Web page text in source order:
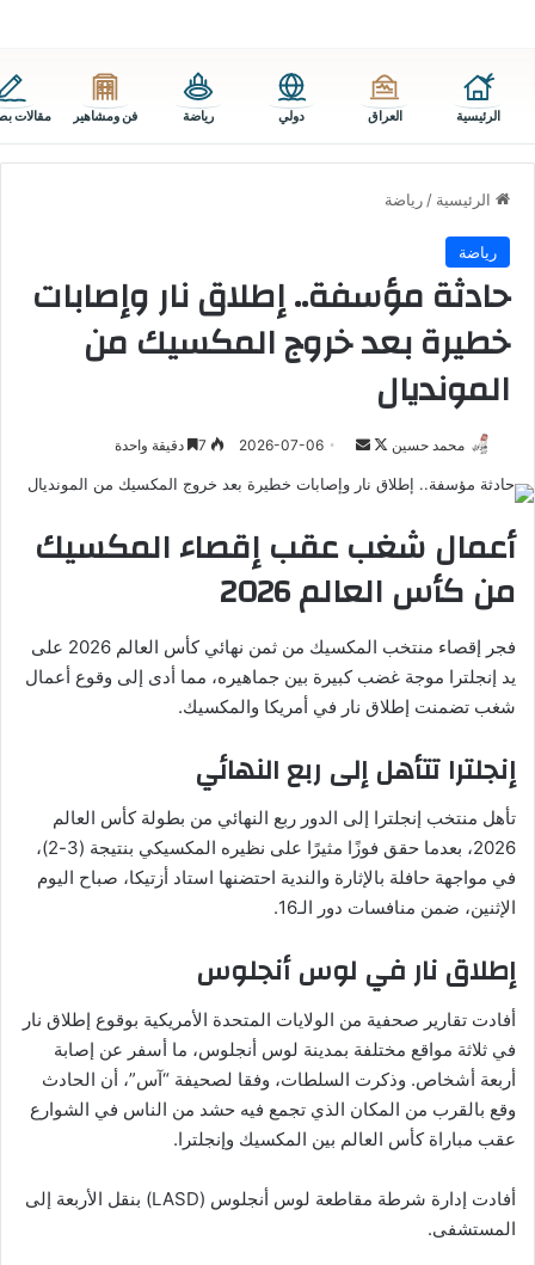
الرئيسية العراق دولي رياضة فن ومشاهير مقالات
الرئيسية / رياضة
رياضة
حادثة مؤسفة.. إطلاق نار وإصابات
خطيرة بعد خروج المكسيك من
المونديال
محمد حسين
تابعأرسل 2026-07-06 دقيقة واحدة
أعمال شغب عقب إقصاء المكسيك
من كأس العالم 2026
فجر إقصاء منتخب المكسيك من ثمن نهائي كأس العالم 2026 على
يد إنجلترا موجة غضب كبيرة بين جماهيره، مما أدى إلى وقوع أعمال
شغب تضمنت إطلاق نار في أمريكا والمكسيك.
إنجلترا تتأهل إلى ربع النهائي
تأهل منتخب إنجلترا إلى الدور ربع النهائي من بطولة كأس العالم
2026، بعدما حقق فوزًا مثيرًا على نظيره المكسيكي بنتيجة (3-2)،
في مواجهة حافلة بالإثارة والندية احتضنها استاد أزتيكا، صباح اليوم
الإثنين، ضمن منافسات دور الـ16.
إطلاق نار في لوس أنجلوس
أفادت تقارير صحفية من الولايات المتحدة الأمريكية بوقوع إطلاق نار
في ثلاثة مواقع مختلفة بمدينة لوس أنجلوس، ما أسفر عن إصابة
أربعة أشخاص. وذكرت السلطات، وفقا لصحيفة “آس”، أن الحادث
وقع بالقرب من المكان الذي تجمع فيه حشد من الناس في الشوارع
عقب مباراة كأس العالم بين المكسيك وإنجلترا.
أفادت إدارة شرطة مقاطعة لوس أنجلوس (LASD) بنقل الأربعة إلى
المستشفى.